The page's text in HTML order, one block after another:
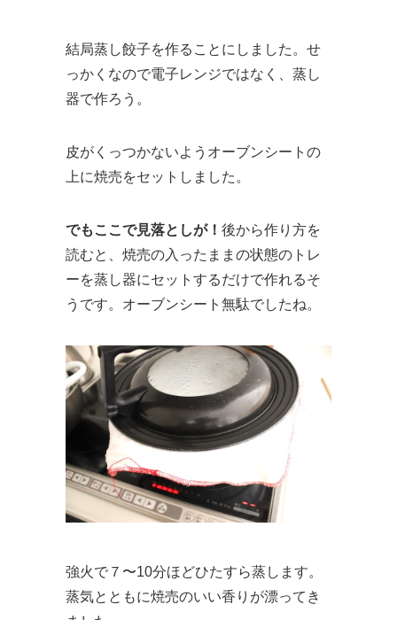
結局蒸し餃子を作ることにしました。せ
っかくなので電子レンジではなく、蒸し
器で作ろう。
皮がくっつかないようオーブンシートの
上に焼売をセットしました。
でもここで見落としが！ 後から作り方を
読むと、焼売の入ったままの状態のトレ
ーを蒸し器にセットするだけで作れるそ
うです。オーブンシート無駄でしたね。
強火で７〜10分ほどひたすら蒸します。
蒸気とともに焼売のいい香りが漂ってき